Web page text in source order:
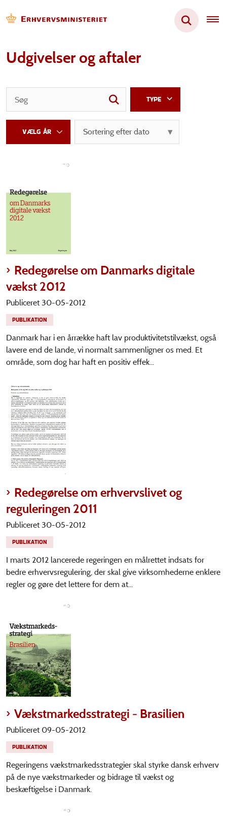
Udgivelser og aftaler
TYPE
Redegørelse om Danmarks digitale
vækst 2012
Publiceret 30-05-2012
PUBLIKATION
Danmark har i en årrække haft lav produktivitetstilvækst, også
lavere end de lande, vi normalt sammenligner os med. Et
område, som dog har haft en positiv effek...
Redegørelse om erhvervslivet og
reguleringen 2011
Publiceret 30-05-2012
PUBLIKATION
I marts 2012 lancerede regeringen en målrettet indsats for
bedre erhvervsregulering, der skal give virksomhederne enklere
regler og gøre det lettere for dem at...
Vækstmarkedsstrategi - Brasilien
Publiceret 09-05-2012
PUBLIKATION
Regeringens vækstmarkedsstrategier skal styrke dansk erhverv
på de nye vækstmarkeder og bidrage til vækst og
beskæftigelse i Danmark.